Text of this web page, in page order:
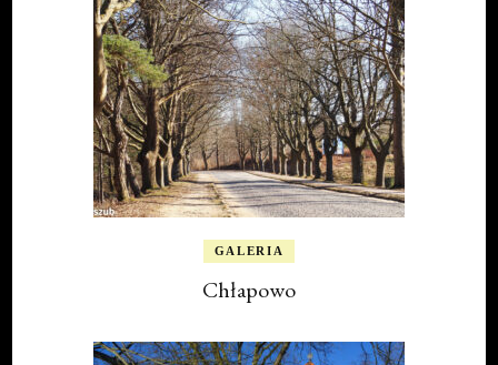
GALERIA
Chłapowo